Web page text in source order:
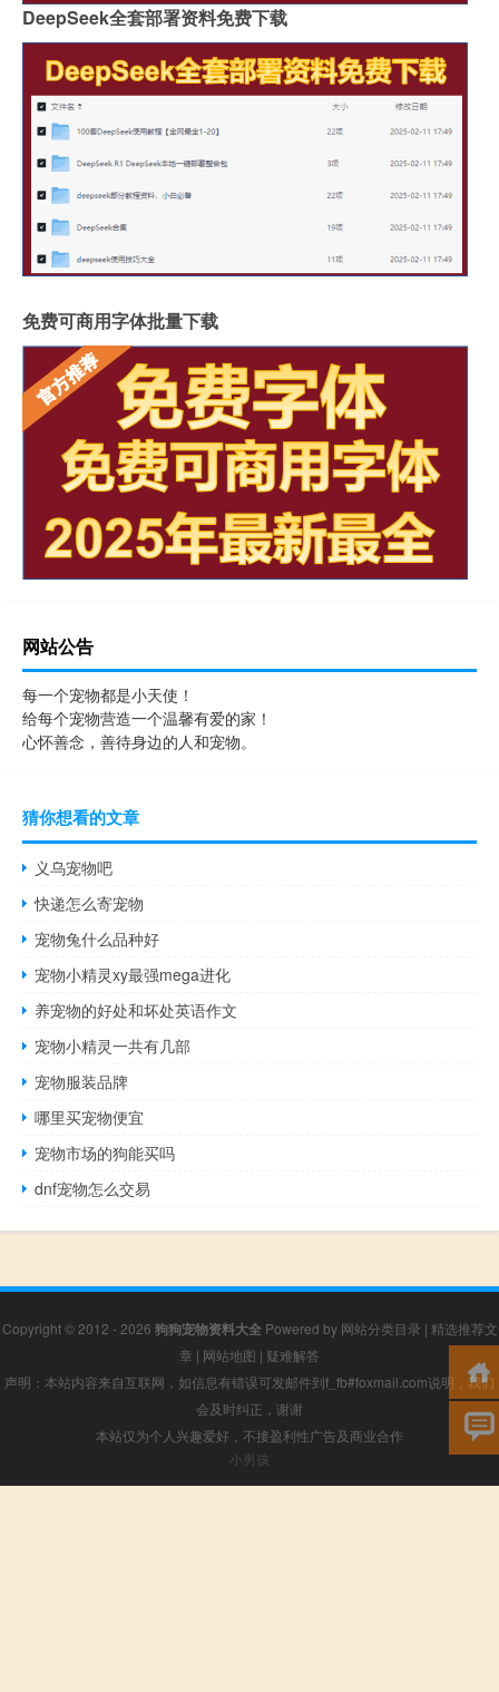
DeepSeek全套部署资料免费下载
免费可商用字体批量下载
网站公告
每一个宠物都是小天使！
给每个宠物营造一个温馨有爱的家！
心怀善念，善待身边的人和宠物。
猜你想看的文章
义乌宠物吧
快递怎么寄宠物
宠物兔什么品种好
宠物小精灵xy最强mega进化
养宠物的好处和坏处英语作文
宠物小精灵一共有几部
宠物服装品牌
哪里买宠物便宜
宠物市场的狗能买吗
dnf宠物怎么交易
Copyright © 2012 - 2026 狗狗宠物资料大全Powered by 网站分类目录 | 精选推荐文
章 | 网站地图 | 疑难解答
声明：本站内容来自互联网，如信息有错误可发邮件到f_fb#foxmail.com说明，我们
会及时纠正，谢谢
本站仅为个人兴趣爱好，不接盈利性广告及商业合作
小男孩